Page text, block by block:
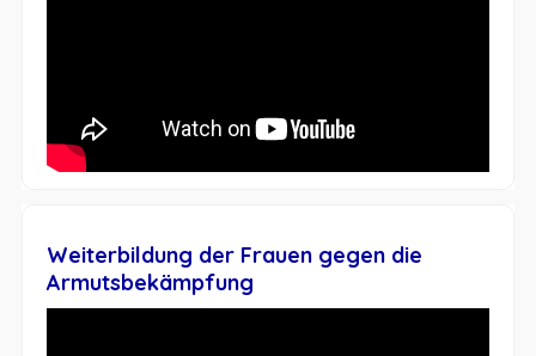
Weiterbildung der Frauen gegen die
Armutsbekämpfung